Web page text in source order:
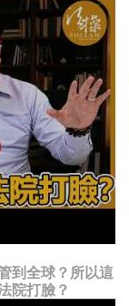
到全球？所以這
院打臉？